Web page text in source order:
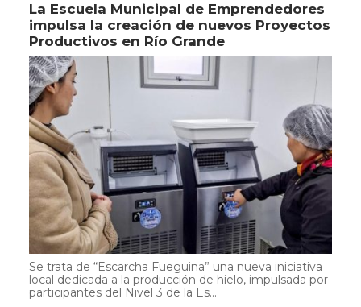
La Escuela Municipal de Emprendedores
impulsa la creación de nuevos Proyectos
Productivos en Río Grande
Se trata de “Escarcha Fueguina” una nueva iniciativa
local dedicada a la producción de hielo, impulsada por
participantes del Nivel 3 de la Es...